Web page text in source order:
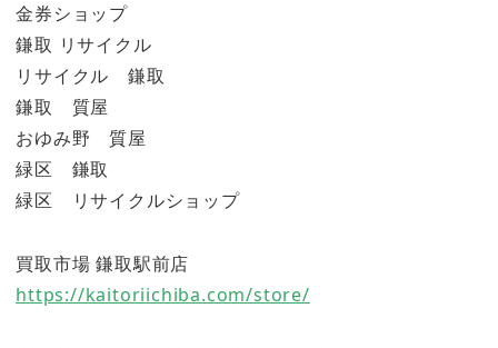
金券ショップ
鎌取 リサイクル
リサイクル 鎌取
鎌取 質屋
おゆみ野 質屋
緑区 鎌取
緑区 リサイクルショップ
買取市場 鎌取駅前店
https://kaitoriichiba.com/store/